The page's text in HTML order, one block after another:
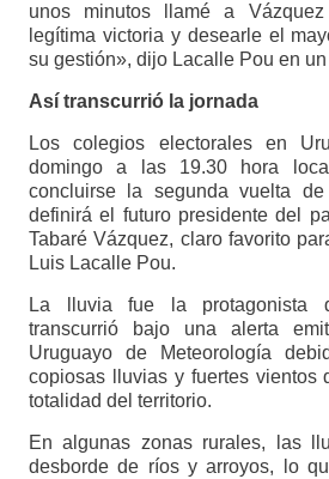
unos minutos llamé a
legítima victoria y desearle el
su gestión», dijo Lacalle Pou en
Así transcurrió la jornada
Los colegios electorales en
domingo a las 19.30 hora
concluirse la segunda vuelta
definirá el futuro presidente del
Tabaré Vázquez, claro favorito
Luis Lacalle Pou.
La lluvia fue la protagonista
transcurrió bajo una alerta
Uruguayo de Meteorología
copiosas lluvias y fuertes vientos
totalidad del territorio.
En algunas zonas rurales, las
desborde de ríos y arroyos, lo